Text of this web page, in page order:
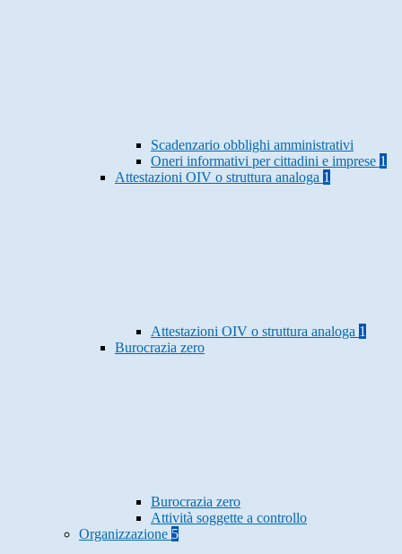
Scadenzario obblighi amministrativi
Oneri informativi per cittadini e imprese 1
Attestazioni OIV o struttura analoga 1
Attestazioni OIV o struttura analoga 1
Burocrazia zero
Burocrazia zero
Attività soggette a controllo
Organizzazione 5